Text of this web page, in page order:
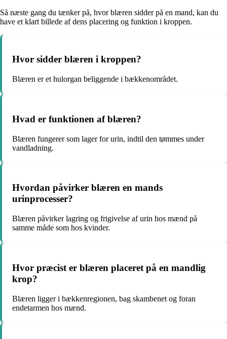
Så næste gang du tænker på, hvor blæren sidder på en mand, kan du
have et klart billede af dens placering og funktion i kroppen.
Hvor sidder blæren i kroppen?
Blæren er et hulorgan beliggende i bækkenområdet.
Hvad er funktionen af blæren?
Blæren fungerer som lager for urin, indtil den tømmes under
vandladning.
Hvordan påvirker blæren en mands
urinprocesser?
Blæren påvirker lagring og frigivelse af urin hos mænd på
samme måde som hos kvinder.
Hvor præcist er blæren placeret på en mandlig
krop?
Blæren ligger i bækkenregionen, bag skambenet og foran
endetarmen hos mænd.